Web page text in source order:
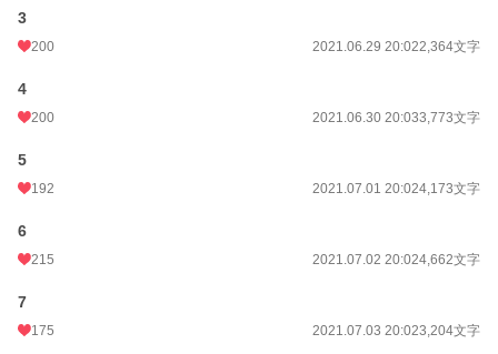
年間ポイント
累計ポイント
3
200 2021.06.29 20:022,364文字
4
200 2021.06.30 20:033,773文字
5
192 2021.07.01 20:024,173文字
6
215 2021.07.02 20:024,662文字
7
175 2021.07.03 20:023,204文字